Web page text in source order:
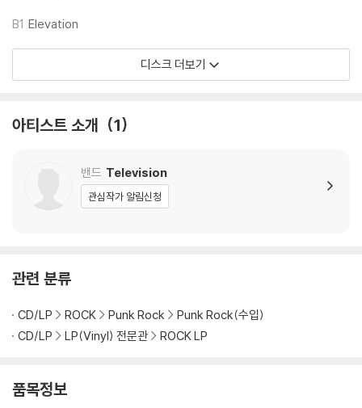
UltraDisc One-Step
180g 중량반
팅
최초의 45RPM 버전
슬립케이스
LP 구매시 참고 사항 안내드립니다.
※ 재킷/구성품/포장 상태
1) 제작/배송 과정에 따라 경미한 재킷 주름, 모서리 눌림, 갈라짐이 발생
있습니다.
외관상 불량 확인되는 상품을 개봉 시엔 반품/교환 처리 불가합니다.
B1 Elevation
디스크 더보기
아티스트 소개 1
밴드 Television
관심작가 알림신청
관련 분류
CD/LP ROCK Punk Rock
Punk Rock(수입)
CD/LP
LP(Vinyl) 전문관 ROCK LP
품목정보